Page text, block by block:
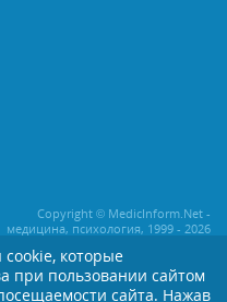
Copyright © MedicInform.Net -
медицина, психология, 1999 - 2026
нашего сайта строго
допускается при наличии
cookie, которые
при пользовании сайтом
сайта. Нажав